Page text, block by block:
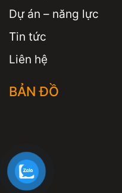
Dự án – năng lực
Tin tức
Liên hệ
BẢN ĐỒ